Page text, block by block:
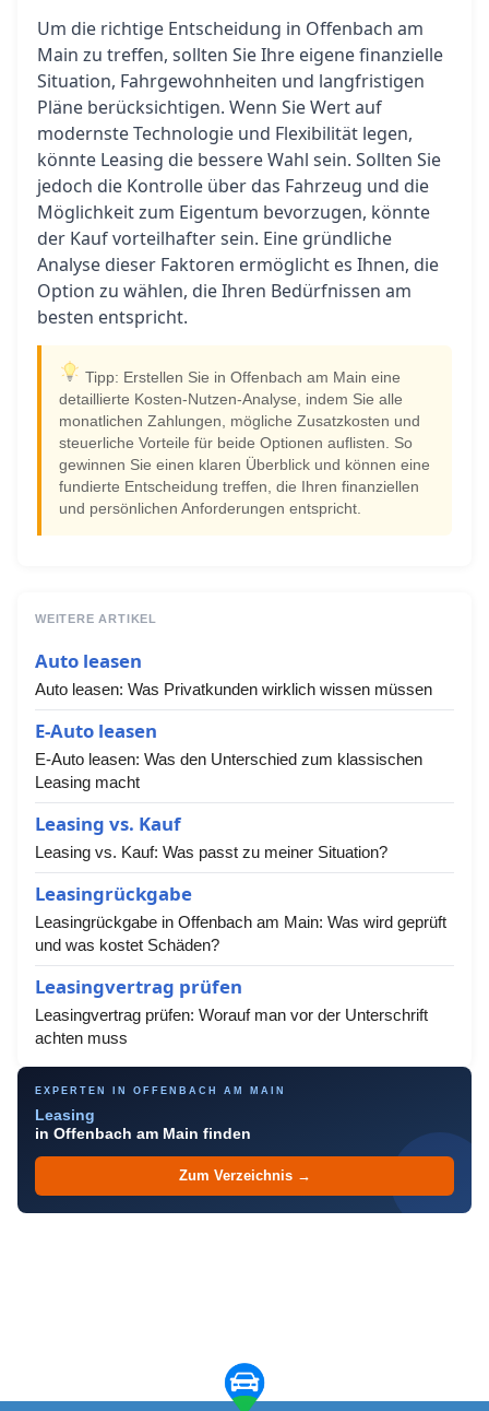
Um die richtige Entscheidung in Offenbach am
Main zu treffen, sollten Sie Ihre eigene finanzielle
Situation, Fahrgewohnheiten und langfristigen
Pläne berücksichtigen. Wenn Sie Wert auf
modernste Technologie und Flexibilität legen,
könnte Leasing die bessere Wahl sein. Sollten Sie
jedoch die Kontrolle über das Fahrzeug und die
Möglichkeit zum Eigentum bevorzugen, könnte
der Kauf vorteilhafter sein. Eine gründliche
Analyse dieser Faktoren ermöglicht es Ihnen, die
Option zu wählen, die Ihren Bedürfnissen am
besten entspricht.
Tipp: Erstellen Sie in Offenbach am Main eine
detaillierte Kosten-Nutzen-Analyse, indem Sie alle
monatlichen Zahlungen, mögliche Zusatzkosten und
steuerliche Vorteile für beide Optionen auflisten. So
gewinnen Sie einen klaren Überblick und können eine
fundierte Entscheidung treffen, die Ihren finanziellen
und persönlichen Anforderungen entspricht.
WEITERE ARTIKEL
Auto leasen
Auto leasen: Was Privatkunden wirklich wissen müssen
E-Auto leasen
E-Auto leasen: Was den Unterschied zum klassischen
Leasing macht
Leasing vs. Kauf
Leasing vs. Kauf: Was passt zu meiner Situation?
Leasingrückgabe
Leasingrückgabe in Offenbach am Main: Was wird geprüft
und was kostet Schäden?
Leasingvertrag prüfen
Leasingvertrag prüfen: Worauf man vor der Unterschrift
achten muss
EXPERTEN IN OFFENBACH AM MAIN
Leasing
in Offenbach am Main finden
Zum Verzeichnis →